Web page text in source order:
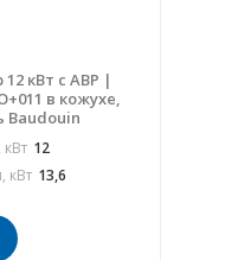
кВт с АВР |
в кожухе,
Baudouin
12
кВт 13,6